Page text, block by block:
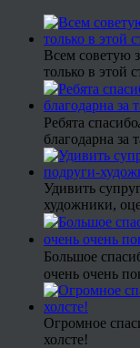
Всем советую
только в этой
Ребята
благодарна за
Удивить
художники,
Большое
очень очень
Огромное
холсте!